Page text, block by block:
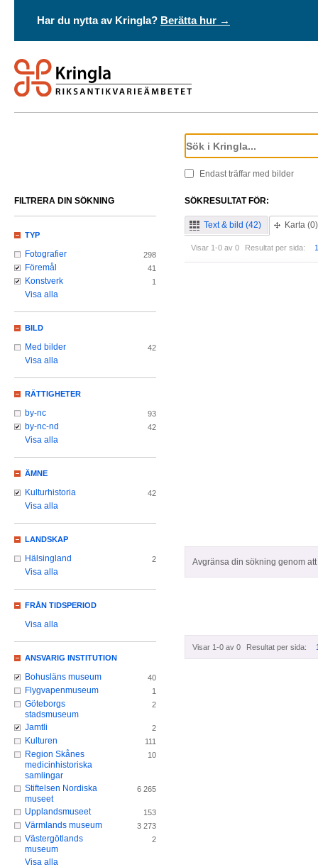
Har du nytta av Kringla? Berätta hur →
Endast träffar med bilder
SÖKRESULTAT FÖR:
Text & bild (42) Karta (0)
Visar 1-0 av 0 Resultat per sida:
Avgränsa din sökning genom
Visar 1-0 av 0 Resultat per sida:
FILTRERA DIN SÖKNING
TYP
Fotografier 298
Föremål 41
Konstverk 1
Visa alla
BILD
Med bilder 42
Visa alla
RÄTTIGHETER
by-nc 93
by-nc-nd 42
Visa alla
ÄMNE
Kulturhistoria 42
Visa alla
LANDSKAP
Hälsingland 2
Visa alla
FRÅN TIDSPERIOD
Visa alla
ANSVARIG INSTITUTION
Bohusläns museum 40
Flygvapenmuseum 1
Göteborgs
stadsmuseum
2
Jamtli 2
Kulturen 111
Region Skånes
medicinhistoriska
samlingar
10
Stiftelsen Nordiska
museet
6 265
Upplandsmuseet 153
Värmlands museum 3 273
Västergötlands
museum
2
Visa alla